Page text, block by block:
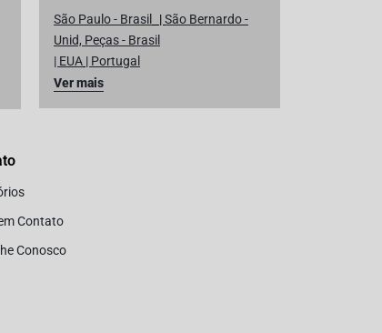
São Paulo - Brasil |São Bernardo -
Unid, Peças - Brasil
| EUA | Portugal
Ver mais
Contato
Conosco